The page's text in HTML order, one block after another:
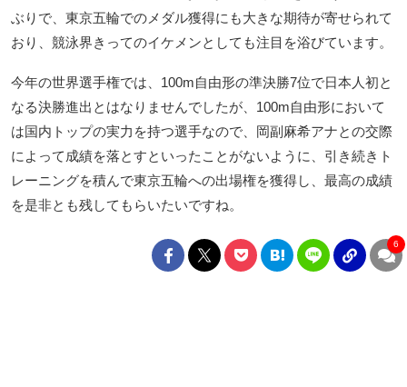
ぶりで、東京五輪でのメダル獲得にも大きな期待が寄せられて
おり、競泳界きってのイケメンとしても注目を浴びています。
今年の世界選手権では、100m自由形の準決勝7位で日本人初と
なる決勝進出とはなりませんでしたが、100m自由形において
は国内トップの実力を持つ選手なので、岡副麻希アナとの交際
によって成績を落とすといったことがないように、引き続きト
レーニングを積んで東京五輪への出場権を獲得し、最高の成績
を是非とも残してもらいたいですね。
6